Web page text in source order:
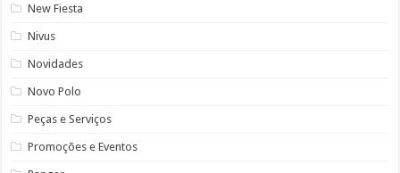
New Fiesta
Nivus
Novidades
Novo Polo
Peças e Serviços
Promoções e Eventos